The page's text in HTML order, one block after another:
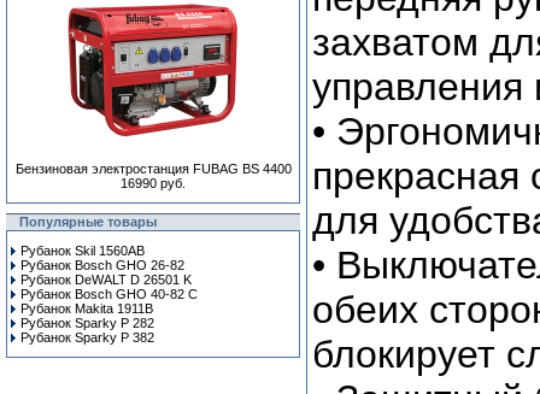
Бензиновая электростанция FUBAG BS 4400
16990 руб.
Популярные товары
Рубанок Skil 1560AB
Рубанок Bosch GHO 26-82
Рубанок DeWALT D 26501 K
Рубанок Bosch GHO 40-82 C
Рубанок Makita 1911B
Рубанок Sparky P 282
Рубанок Sparky P 382
захватом
управления
•
прекрасная
для
•
обеих
блокирует